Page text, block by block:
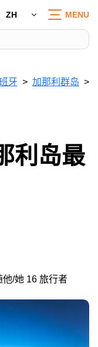
ZH MENU
牙
加那利群岛
利岛最
他/她 16 旅行者